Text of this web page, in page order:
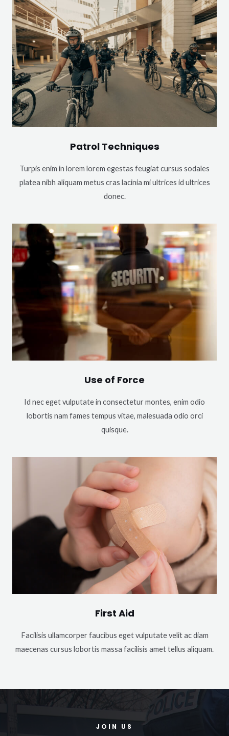
Patrol Techniques
Turpis enim in lorem lorem egestas feugiat cursus sodales
platea nibh aliquam metus cras lacinia mi ultrices id ultrices
donec.
Use of Force
Id nec eget vulputate in consectetur montes, enim odio
lobortis nam fames tempus vitae, malesuada odio orci
quisque.
First Aid
Facilisis ullamcorper faucibus eget vulputate velit ac diam
maecenas cursus lobortis massa facilisis amet tellus aliquam.
JOIN US